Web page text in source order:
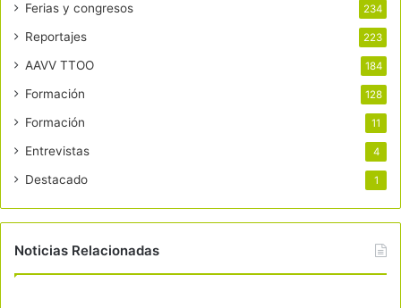
Ferias y congresos 234
Reportajes 223
AAVV TTOO 184
Formación 128
Formación 11
Entrevistas 4
Destacado 1
Noticias Relacionadas